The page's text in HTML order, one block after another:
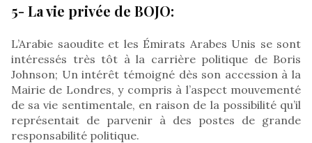
5- La vie privée de BOJO:
L’Arabie saoudite et les Émirats Arabes Unis se sont
intéressés très tôt à la carrière politique de Boris
Johnson; Un intérêt témoigné dès son accession à la
Mairie de Londres, y compris à l’aspect mouvementé
de sa vie sentimentale, en raison de la possibilité qu’il
représentait de parvenir à des postes de grande
responsabilité politique.